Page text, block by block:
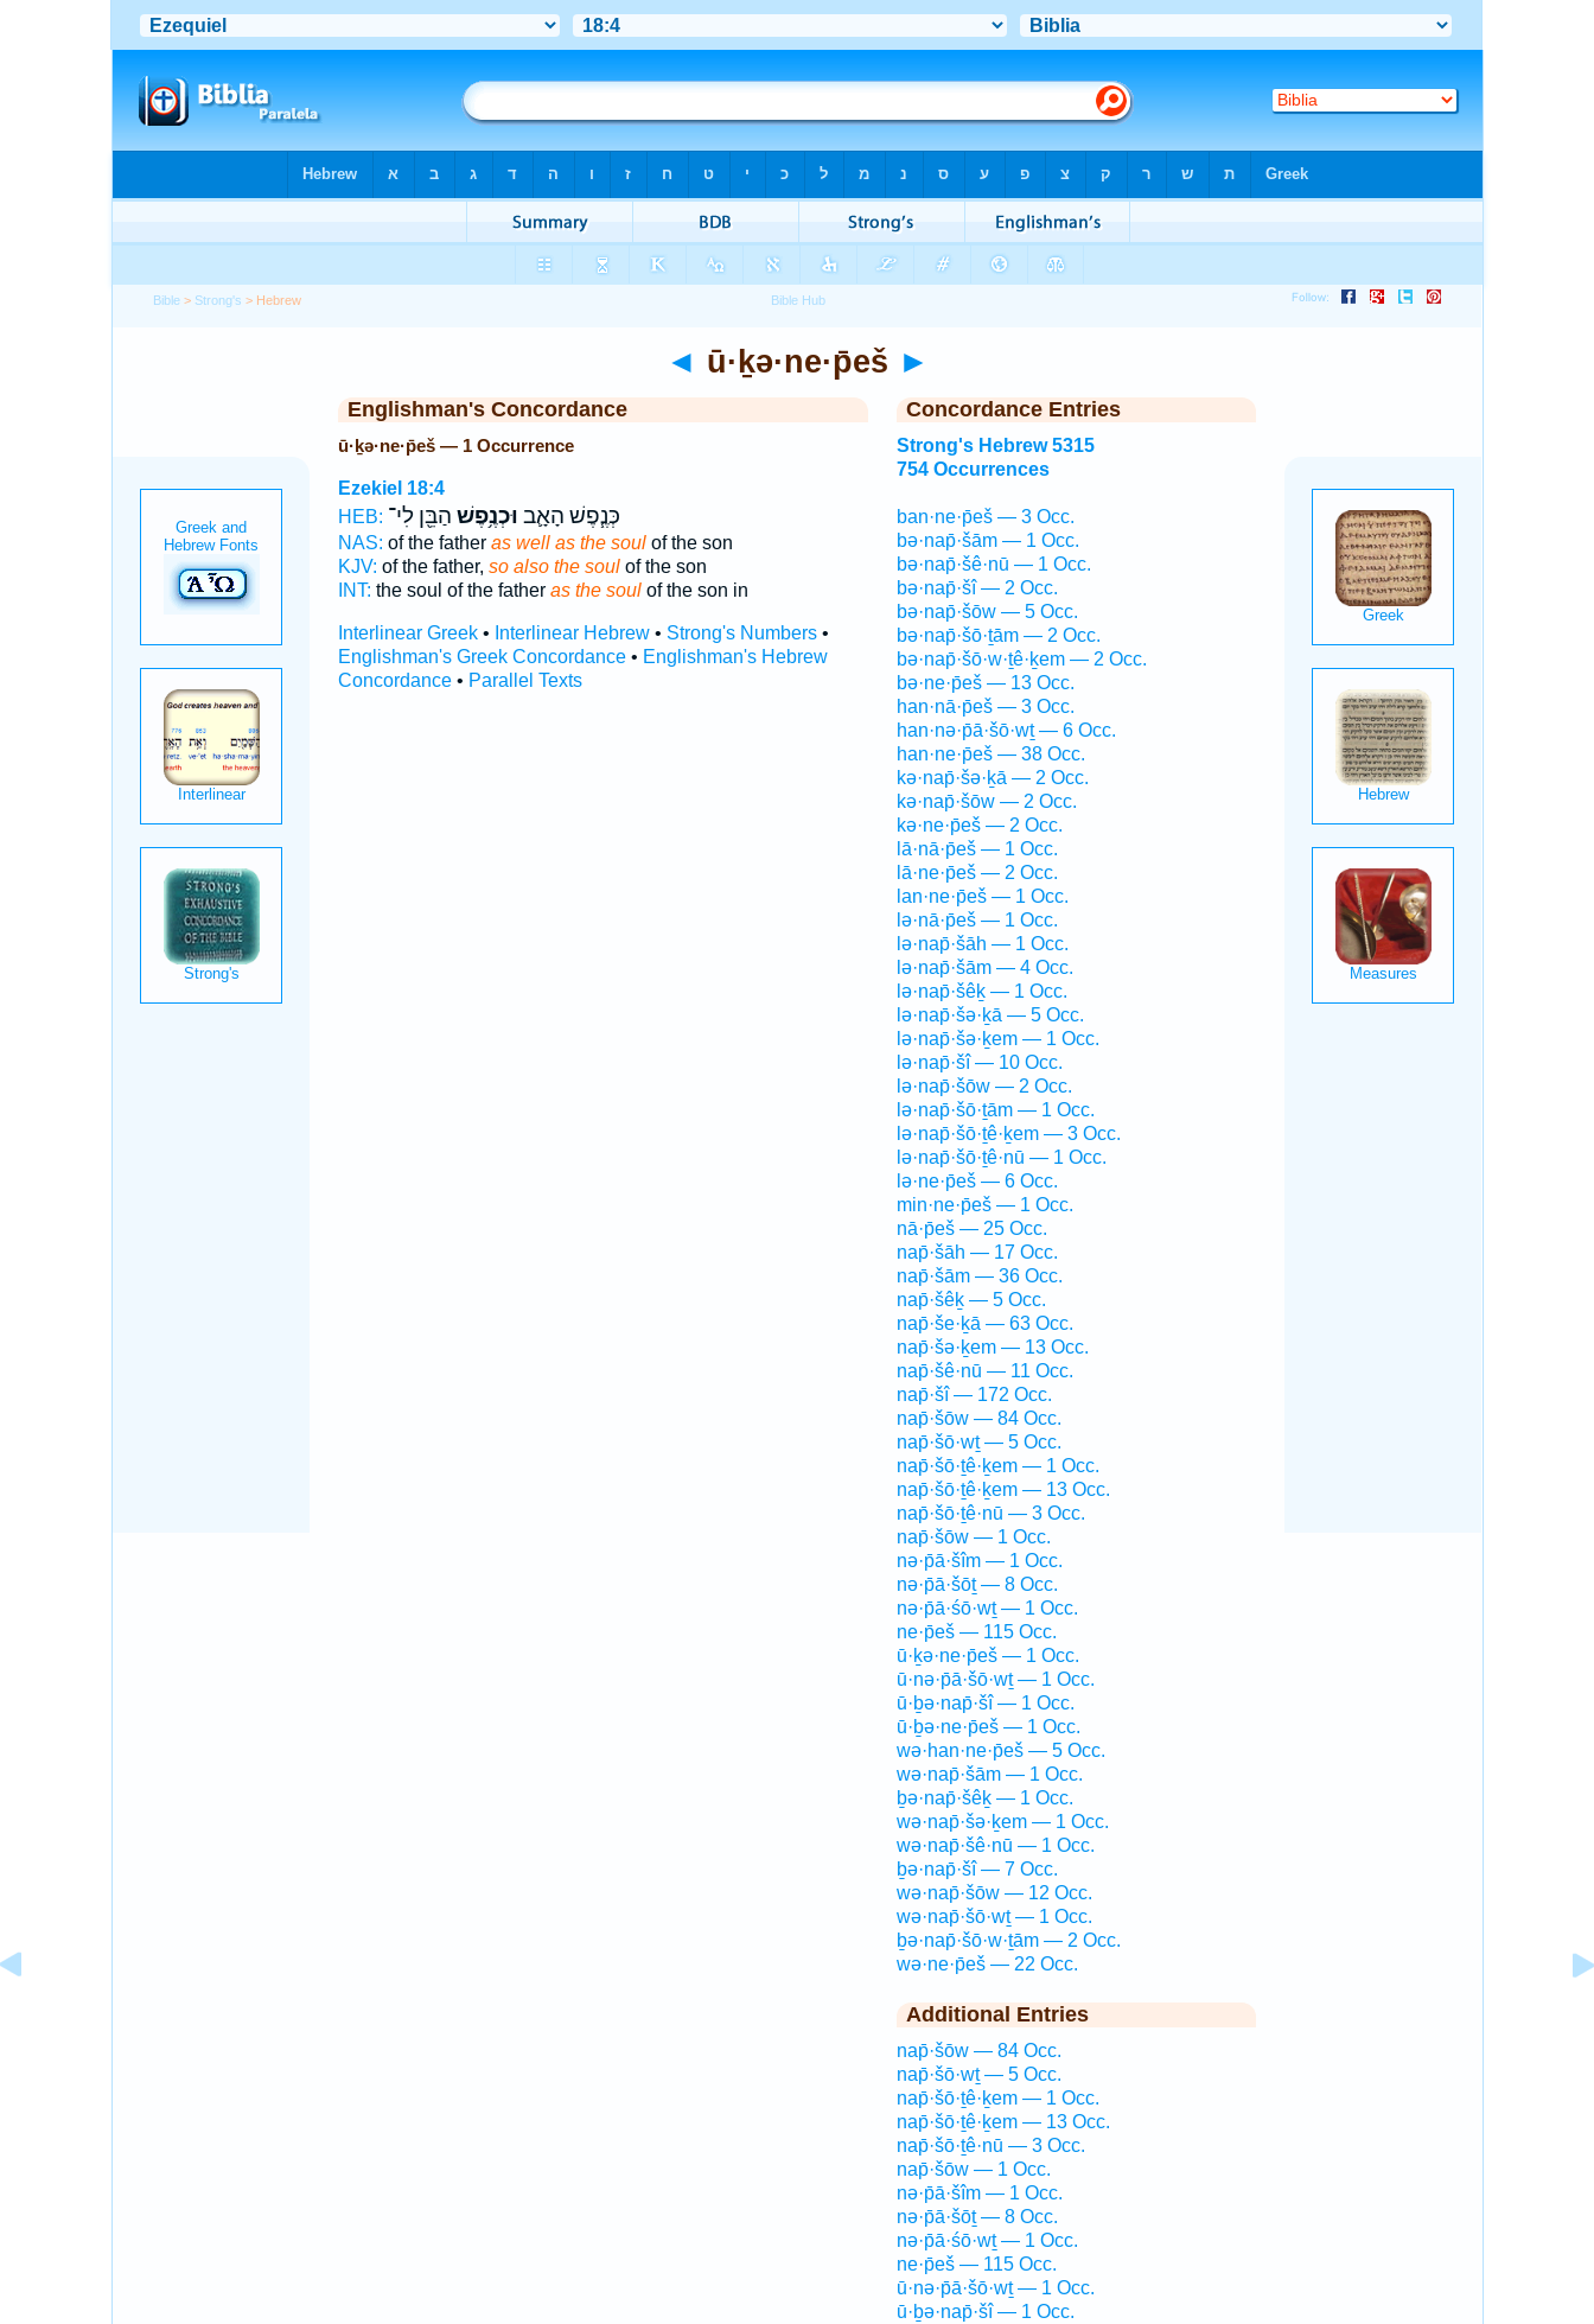
Bible > Strong's > Hebrew
◄ ū·ḵə·ne·p̄eš ►
Englishman's Concordance
ū·ḵə·ne·p̄eš — 1 Occurrence
Ezekiel 18:4
HEB:
כְּנֶ֧פֶשׁ הָאָ֛ב וּכְנֶ֥פֶשׁ הַבֵּ֖ן לִי־
NAS: of the father as well as the soulof the son
KJV: of the father, so also the soulof the son
INT: the soul of the father as the soulof the son in
Interlinear Greek• Interlinear Hebrew• Strong's Numbers•
Englishman's Greek Concordance• Englishman's Hebrew
Concordance• Parallel Texts
Concordance Entries
Strong's Hebrew 5315
754 Occurrences
ban·ne·p̄eš — 3 Occ.
bə·nap̄·šām — 1 Occ.
bə·nap̄·šê·nū — 1 Occ.
bə·nap̄·šî — 2 Occ.
bə·nap̄·šōw — 5 Occ.
bə·nap̄·šō·ṯām — 2 Occ.
bə·nap̄·šō·w·ṯê·ḵem — 2 Occ.
bə·ne·p̄eš — 13 Occ.
han·nā·p̄eš — 3 Occ.
han·nə·p̄ā·šō·wṯ — 6 Occ.
han·ne·p̄eš — 38 Occ.
kə·nap̄·šə·ḵā — 2 Occ.
kə·nap̄·šōw — 2 Occ.
kə·ne·p̄eš — 2 Occ.
lā·nā·p̄eš — 1 Occ.
lā·ne·p̄eš — 2 Occ.
lan·ne·p̄eš — 1 Occ.
lə·nā·p̄eš — 1 Occ.
lə·nap̄·šāh — 1 Occ.
lə·nap̄·šām — 4 Occ.
lə·nap̄·šêḵ — 1 Occ.
lə·nap̄·šə·ḵā — 5 Occ.
lə·nap̄·šə·ḵem — 1 Occ.
lə·nap̄·šî — 10 Occ.
lə·nap̄·šōw — 2 Occ.
lə·nap̄·šō·ṯām — 1 Occ.
lə·nap̄·šō·ṯê·ḵem — 3 Occ.
lə·nap̄·šō·ṯê·nū — 1 Occ.
lə·ne·p̄eš — 6 Occ.
min·ne·p̄eš — 1 Occ.
nā·p̄eš — 25 Occ.
nap̄·šāh — 17 Occ.
nap̄·šām — 36 Occ.
nap̄·šêḵ — 5 Occ.
nap̄·še·ḵā — 63 Occ.
nap̄·šə·ḵem — 13 Occ.
nap̄·šê·nū — 11 Occ.
nap̄·šî — 172 Occ.
nap̄·šōw — 84 Occ.
nap̄·šō·wṯ — 5 Occ.
nap̄·šō·ṯê·ḵem — 1 Occ.
nap̄·šō·ṯê·ḵem — 13 Occ.
nap̄·šō·ṯê·nū — 3 Occ.
nap̄·šōw — 1 Occ.
nə·p̄ā·šîm — 1 Occ.
nə·p̄ā·šōṯ — 8 Occ.
nə·p̄ā·śō·wṯ — 1 Occ.
ne·p̄eš — 115 Occ.
ū·ḵə·ne·p̄eš — 1 Occ.
ū·nə·p̄ā·šō·wṯ — 1 Occ.
ū·ḇə·nap̄·šî — 1 Occ.
ū·ḇə·ne·p̄eš — 1 Occ.
wə·han·ne·p̄eš — 5 Occ.
wə·nap̄·šām — 1 Occ.
ḇə·nap̄·šêḵ — 1 Occ.
wə·nap̄·šə·ḵem — 1 Occ.
wə·nap̄·šê·nū — 1 Occ.
ḇə·nap̄·šî — 7 Occ.
wə·nap̄·šōw — 12 Occ.
wə·nap̄·šō·wṯ — 1 Occ.
ḇə·nap̄·šō·w·ṯām — 2 Occ.
wə·ne·p̄eš — 22 Occ.
Additional Entries
nap̄·šōw — 84 Occ.
nap̄·šō·wṯ — 5 Occ.
nap̄·šō·ṯê·ḵem — 1 Occ.
nap̄·šō·ṯê·ḵem — 13 Occ.
nap̄·šō·ṯê·nū — 3 Occ.
nap̄·šōw — 1 Occ.
nə·p̄ā·šîm — 1 Occ.
nə·p̄ā·šōṯ — 8 Occ.
nə·p̄ā·śō·wṯ — 1 Occ.
ne·p̄eš — 115 Occ.
ū·nə·p̄ā·šō·wṯ — 1 Occ.
ū·ḇə·nap̄·šî — 1 Occ.